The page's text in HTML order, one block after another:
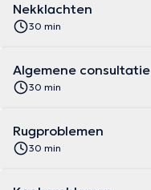
Nekklachten
30 min
Algemene consultatie
30 min
Rugproblemen
30 min